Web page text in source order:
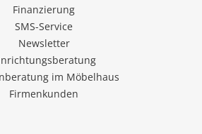
Finanzierung
SMS-Service
Newsletter
im Möbelhaus
Firmenkunden